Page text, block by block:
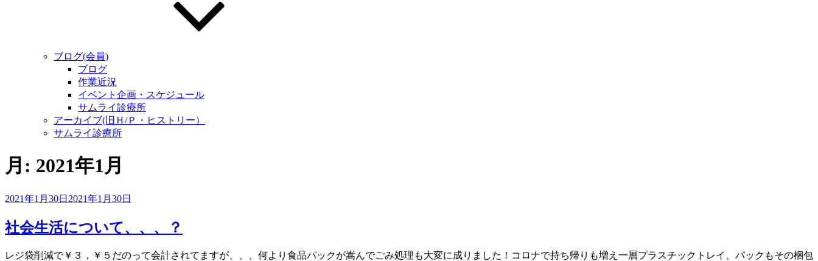
ブログ(会員)
ブログ
作業近況
イベント企画・スケジュール
サムライ診療所
アーカイブ(旧Ｈ/Ｐ・ヒストリー）
サムライ診療所
月: 2021年1月
投
日:
2021年1月30日 2021年1月30日
社会生活について、、、？
レジ袋削減で￥３，￥５だのって会計されてますが、、、何より食品パックが嵩んでごみ処理も大変に成りました！コロナで持ち帰りも増え一層プラスチックトレイ、パックもその梱包